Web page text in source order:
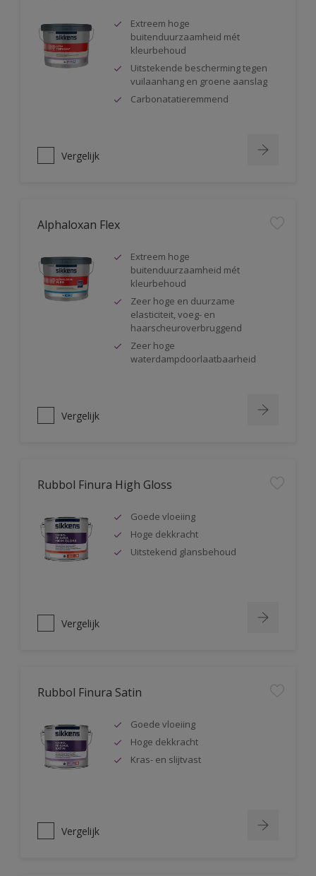
Extreem hoge
buitenduurzaamheid mét
kleurbehoud
Uitstekende bescherming tegen
vuilaanhang en groene aanslag
Carbonatatieremmend
Vergelijk
Alphaloxan Flex
Extreem hoge
buitenduurzaamheid mét
kleurbehoud
Zeer hoge en duurzame
elasticiteit, voeg- en
haarscheuroverbruggend
Zeer hoge
waterdampdoorlaatbaarheid
Vergelijk
Rubbol Finura High Gloss
Goede vloeiing
Hoge dekkracht
Uitstekend glansbehoud
Vergelijk
Rubbol Finura Satin
Goede vloeiing
Hoge dekkracht
Kras- en slijtvast
Vergelijk